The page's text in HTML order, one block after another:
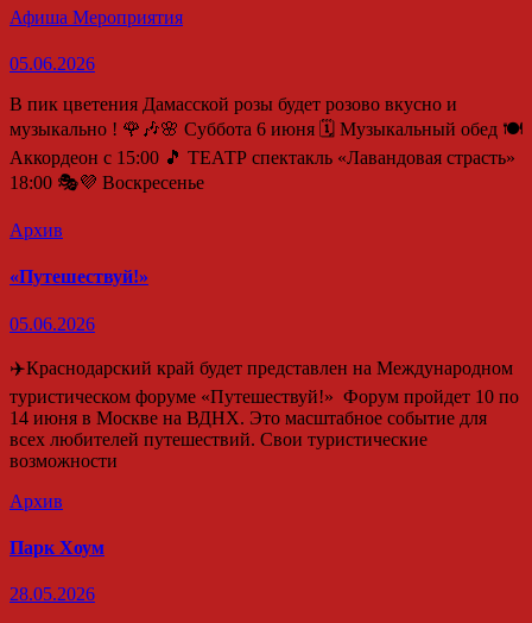
Афиша Мероприятия
05.06.2026
В пик цветения Дамасской розы будет розово вкусно и
музыкально ! 🌹🎶🌸 Суббота 6 июня 🗓️ Музыкальный обед 🍽️
Аккордеон с 15:00 🎵 ТЕАТР спектакль «Лавандовая страсть»
18:00 🎭💜 Воскресенье
Архив
«Путешествуй!»
05.06.2026
✈️Краснодарский край будет представлен на Международном
туристическом форуме «Путешествуй!» ⁣ Форум пройдет 10 по
14 июня в Москве на ВДНХ. Это масштабное событие для
всех любителей путешествий. Свои туристические
возможности
Архив
Парк Хоум
28.05.2026